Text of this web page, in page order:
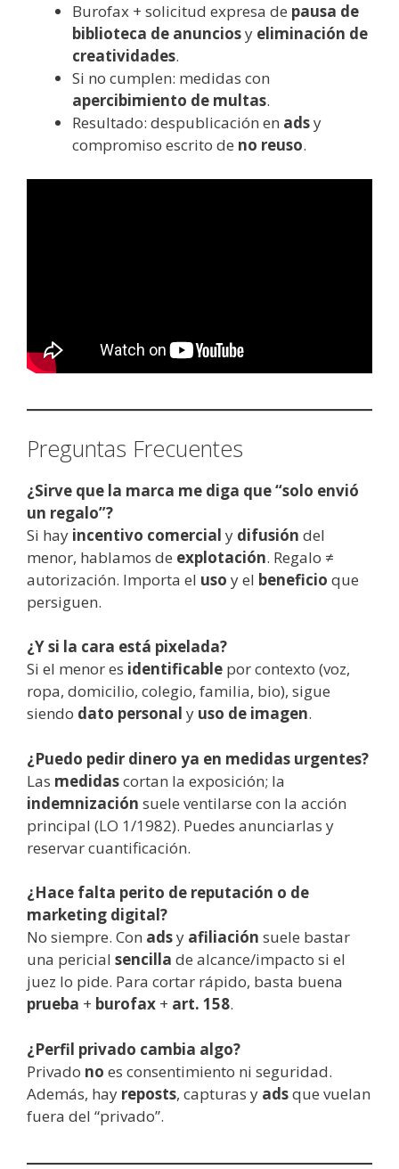
Burofax + solicitud expresa de pausa de
biblioteca de anunciosy eliminación de
creatividades.
Si no cumplen: medidas con
apercibimiento de multas.
Resultado: despublicación en adsy
compromiso escrito de no reuso.
Preguntas Frecuentes
¿Sirve que la marca me diga que “solo envió
un regalo”?
Si hay incentivo comercial y difusión del
menor, hablamos de explotación. Regalo ≠
autorización. Importa el uso y el beneficio que
persiguen.
¿Y si la cara está pixelada?
Si el menor es identificable por contexto (voz,
ropa, domicilio, colegio, familia, bio), sigue
siendo dato personal y uso de imagen.
¿Puedo pedir dinero ya en medidas urgentes?
Las medidascortan la exposición; la
indemnización suele ventilarse con la acción
principal (LO 1/1982). Puedes anunciarlas y
reservar cuantificación.
¿Hace falta perito de reputación o de
marketing digital?
No siempre. Con adsy afiliación suele bastar
una pericial sencilla de alcance/impacto si el
juez lo pide. Para cortar rápido, basta buena
prueba + burofax + art. 158.
¿Perfil privado cambia algo?
Privado no es consentimiento ni seguridad.
Además, hay reposts, capturas y adsque vuelan
fuera del “privado”.